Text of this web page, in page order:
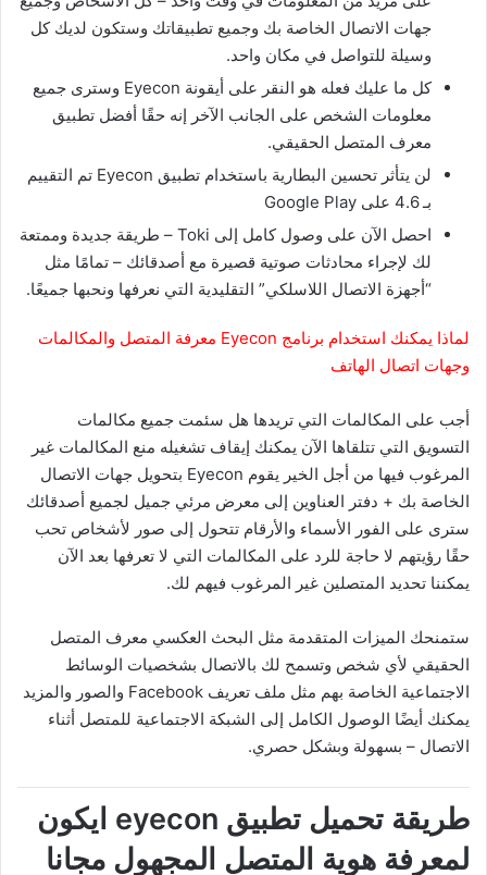
جهات الاتصال الخاصة بك وجميع تطبيقاتك وستكون لديك كل
وسيلة للتواصل في مكان واحد.
كل ما عليك فعله هو النقر على أيقونة Eyecon وسترى جميع
معلومات الشخص على الجانب الآخر إنه حقًا أفضل تطبيق
معرف المتصل الحقيقي.
لن يتأثر تحسين البطارية باستخدام تطبيق Eyecon تم التقييم
بـ 4.6 على Google Play
احصل الآن على وصول كامل إلى Toki – طريقة جديدة وممتعة
لك لإجراء محادثات صوتية قصيرة مع أصدقائك – تمامًا مثل
“أجهزة الاتصال اللاسلكي” التقليدية التي نعرفها ونحبها جميعًا.
لماذا يمكنك استخدام برنامج Eyecon معرفة المتصل والمكالمات
وجهات اتصال الهاتف
أجب على المكالمات التي تريدها هل سئمت جميع مكالمات
التسويق التي تتلقاها الآن يمكنك إيقاف تشغيله منع المكالمات غير
المرغوب فيها من أجل الخير يقوم Eyecon بتحويل جهات الاتصال
الخاصة بك + دفتر العناوين إلى معرض مرئي جميل لجميع أصدقائك
سترى على الفور الأسماء والأرقام تتحول إلى صور لأشخاص تحب
حقًا رؤيتهم لا حاجة للرد على المكالمات التي لا تعرفها بعد الآن
يمكننا تحديد المتصلين غير المرغوب فيهم لك.
ستمنحك الميزات المتقدمة مثل البحث العكسي معرف المتصل
الحقيقي لأي شخص وتسمح لك بالاتصال بشخصيات الوسائط
الاجتماعية الخاصة بهم مثل ملف تعريف Facebook والصور والمزيد
يمكنك أيضًا الوصول الكامل إلى الشبكة الاجتماعية للمتصل أثناء
الاتصال – بسهولة وبشكل حصري.
طريقة تحميل تطبيق eyecon ايكون
لمعرفة هوية المتصل المجهول مجانا